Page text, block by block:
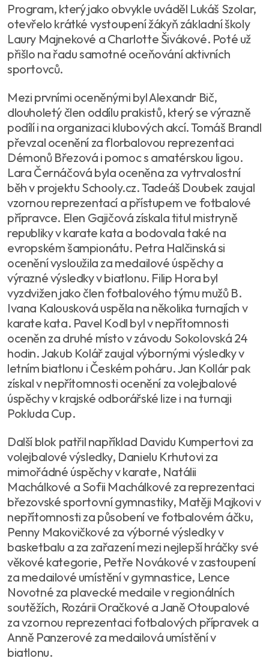
Program, který jako obvykle uváděl Lukáš Szolar,
otevřelo krátké vystoupení žákyň základní školy
Laury Majnekové a Charlotte Šivákové. Poté už
přišlo na řadu samotné oceňování aktivních
sportovců.
Mezi prvními oceněnými byl Alexandr Bič,
dlouholetý člen oddílu prakistů, který se výrazně
podílí i na organizaci klubových akcí. Tomáš Brandl
převzal ocenění za florbalovou reprezentaci
Démonů Březová i pomoc s amatérskou ligou.
Lara Černáčová byla oceněna za vytrvalostní
běh v projektu Schooly.cz. Tadeáš Doubek zaujal
vzornou reprezentací a přístupem ve fotbalové
přípravce. Elen Gajičová získala titul mistryně
republiky v karate kata a bodovala také na
evropském šampionátu. Petra Halčinská si
ocenění vysloužila za medailové úspěchy a
výrazné výsledky v biatlonu. Filip Hora byl
vyzdvižen jako člen fotbalového týmu mužů B.
Ivana Kalousková uspěla na několika turnajích v
karate kata. Pavel Kodl byl v nepřítomnosti
oceněn za druhé místo v závodu Sokolovská 24
hodin. Jakub Kolář zaujal výbornými výsledky v
letním biatlonu i Českém poháru. Jan Kollár pak
získal v nepřítomnosti ocenění za volejbalové
úspěchy v krajské odborářské lize i na turnaji
Pokluda Cup.
Další blok patřil například Davidu Kumpertovi za
volejbalové výsledky, Danielu Krhutovi za
mimořádné úspěchy v karate, Natálii
Machálkové a Sofii Machálkové za reprezentaci
březovské sportovní gymnastiky, Matěji Majkovi v
nepřítomnosti za působení ve fotbalovém áčku,
Penny Makovičkové za výborné výsledky v
basketbalu a za zařazení mezi nejlepší hráčky své
věkové kategorie, Petře Novákové v zastoupení
za medailové umístění v gymnastice, Lence
Novotné za plavecké medaile v regionálních
soutěžích, Rozárii Oračkové a Janě Otoupalové
za vzornou reprezentaci fotbalových přípravek a
Anně Panzerové za medailová umístění v
biatlonu.